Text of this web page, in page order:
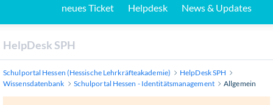
neues Ticket Helpdesk News & Updates
HelpDesk SPH
Schulportal Hessen (Hessische Lehrkräfteakademie)
HelpDesk SPH
Wissensdatenbank
Schulportal Hessen - Identitätsmanagement Allgemein